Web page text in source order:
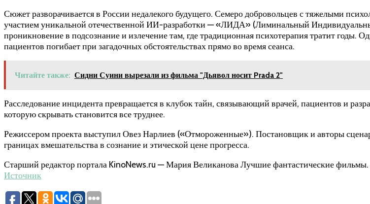
Сюжет разворачивается в России недалекого будущего. Семеро добровольцев с тяжелыми
участием уникальной отечественной ИИ-разработки — «ЛИДА» (Лиминальный
проникновение в подсознание и излечение там, где традиционная психотерапия тратит
пациентов погибает при загадочных обстоятельствах прямо во время сеанса.
Читайте также: Сидни Суини вырезали из фильма "Дьявол носит Prada 2"
Расследование инцидента превращается в клубок тайн, связывающий врачей, пациентов и
которую скрывать становится все труднее.
Режиссером проекта выступил Овез Нарлиев («Отмороженные»). Постановщик и авторы
границах вмешательства в сознание и этической цене прогресса.
Старший редактор портала KinoNews.ru — Мария Великанова Лучшие фантастические
Источник